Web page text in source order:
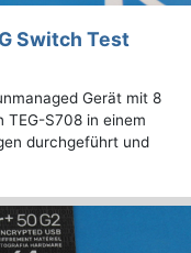
Switch Test
Gerät mit 8
TEG-S708 in einem
durchgeführt und